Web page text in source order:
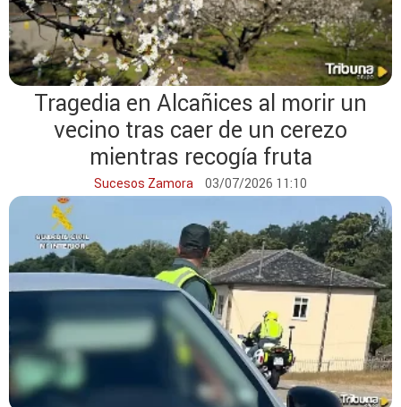
Tragedia en Alcañices al morir un
vecino tras caer de un cerezo
mientras recogía fruta
Sucesos Zamora 03/07/2026 11:10